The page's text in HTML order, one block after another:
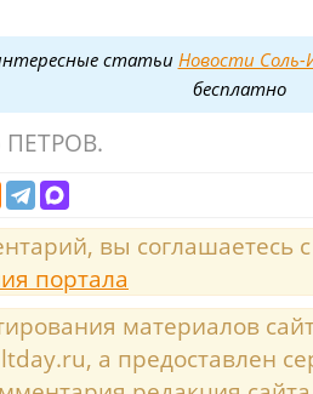
статьи Новости Соль-
бесплатно
ПЕТРОВ.
вы соглашаетесь
портала
материалов
а предоставлен